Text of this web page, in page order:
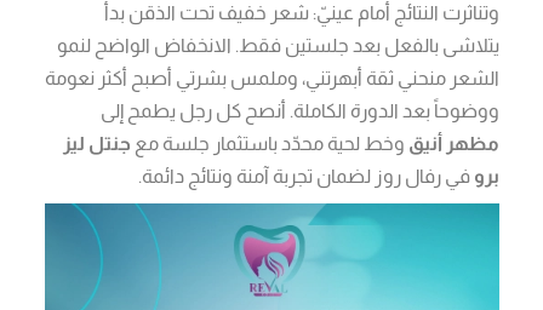
وتناثرت النتائج أمام عينيّ: شعر خفيف تحت الذقن بدأ
يتلاشى بالفعل بعد جلستين فقط. الانخفاض الواضح لنمو
الشعر منحني ثقة أبهرتني، وملمس بشرتي أصبح أكثر نعومة
ووضوحاً بعد الدورة الكاملة. أنصح كل رجل يطمح إلى
مظهر أنيق وخط لحية محدّد باستثمار جلسة مع جنتل ليز
برو في رفال روز لضمان تجربة آمنة ونتائج دائمة.